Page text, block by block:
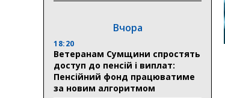
Вчора
18:20
Ветеранам Сумщини спростять
доступ до пенсій і виплат:
Пенсійний фонд працюватиме
за новим алгоритмом